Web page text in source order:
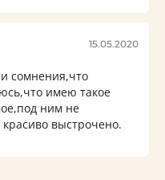
15.05.2020
сомнения,что
имею такое
ним не
выстрочено.